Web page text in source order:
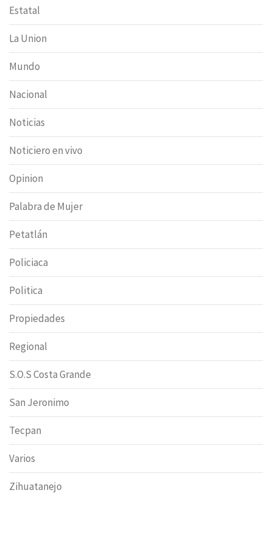
Estatal
La Union
Mundo
Nacional
Noticias
Noticiero en vivo
Opinion
Palabra de Mujer
Petatlán
Policiaca
Politica
Propiedades
Regional
S.O.S Costa Grande
San Jeronimo
Tecpan
Varios
Zihuatanejo